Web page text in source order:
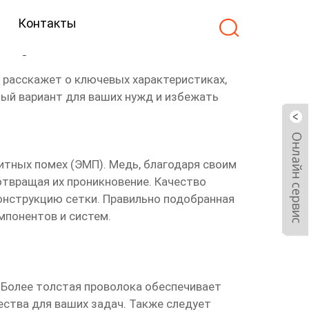
Контакты
о ключевых характеристиках,
вариант для ваших нужд и избежать
помех (ЭМП). Медь, благодаря своим
их проникновение. Качество
сетки. Правильно подобранная
и систем.
толстая проволока обеспечивает
для ваших задач. Также следует